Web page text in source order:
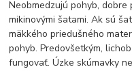
Neobmedzujú pohyb,
mikinovými šatami. Ak sú
mäkkého priedušného
pohyb. Predovšetkým,
fungovať. Úzke skúmavky